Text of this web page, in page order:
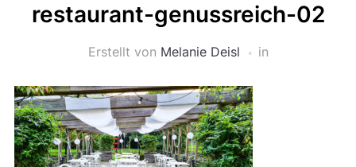
restaurant-genussreich-02
Erstellt von Melanie Deisl in